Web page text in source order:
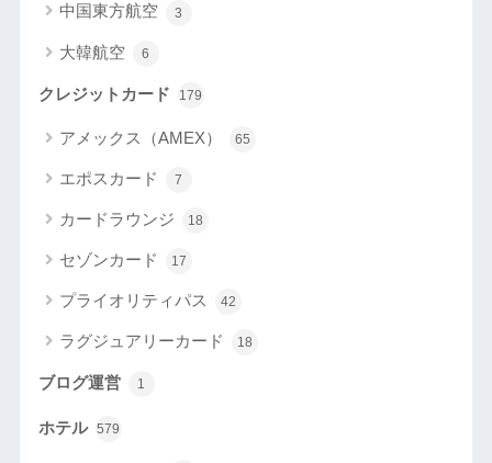
中国東方航空 3
大韓航空 6
クレジットカード 179
アメックス（AMEX） 65
エポスカード 7
カードラウンジ 18
セゾンカード 17
プライオリティパス 42
ラグジュアリーカード 18
ブログ運営 1
ホテル 579